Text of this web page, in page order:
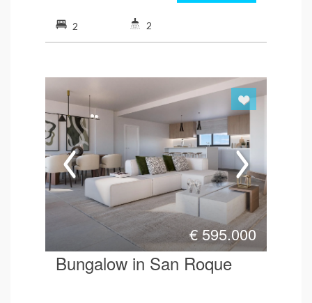
2 2
€ 595.000
Bungalow in San Roque